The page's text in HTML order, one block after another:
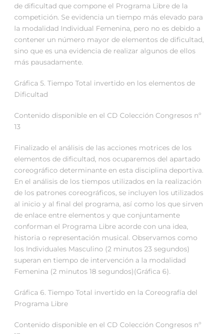
de dificultad que compone el Programa Libre de la
competición. Se evidencia un tiempo más elevado para
la modalidad Individual Femenina, pero no es debido a
contener un número mayor de elementos de dificultad,
sino que es una evidencia de realizar algunos de ellos
más pausadamente.
Gráfica 5. Tiempo Total invertido en los elementos de
Dificultad
Contenido disponible en el CD Colección Congresos nº
13
Finalizado el análisis de las acciones motrices de los
elementos de dificultad, nos ocuparemos del apartado
coreográfico determinante en esta disciplina deportiva.
En el análisis de los tiempos utilizados en la realización
de los patrones coreográficos, se incluyen los utilizados
al inicio y al final del programa, así como los que sirven
de enlace entre elementos y que conjuntamente
conforman el Programa Libre acorde con una idea,
historia o representación musical. Observamos como
los Individuales Masculino (2 minutos 23 segundos)
superan en tiempo de intervención a la modalidad
Femenina (2 minutos 18 segundos)(Gráfica 6).
Gráfica 6. Tiempo Total invertido en la Coreografía del
Programa Libre
Contenido disponible en el CD Colección Congresos nº